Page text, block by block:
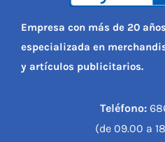
Empresa con más de 20
especializada en
y artículos publicitarios.
Teléfono:
(de 09.00 a